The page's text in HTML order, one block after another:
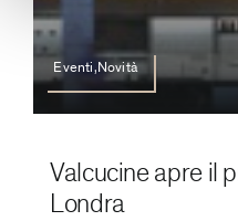
Eventi,Novità
Valcucine apre il
Londra